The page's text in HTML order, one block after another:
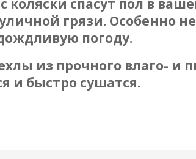
коляски спасут пол в
грязи. Особенно
погоду.
из прочного влаго- и
и быстро сушатся.